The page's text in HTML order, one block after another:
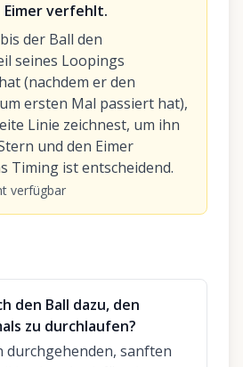
verfehlt.
der Ball den
seines Loopings
(nachdem er den
ersten Mal passiert hat),
Linie zeichnest, um ihn
und den Eimer
Timing ist entscheidend.
verfügbar
den Ball dazu, den
zu durchlaufen?
durchgehenden, sanften